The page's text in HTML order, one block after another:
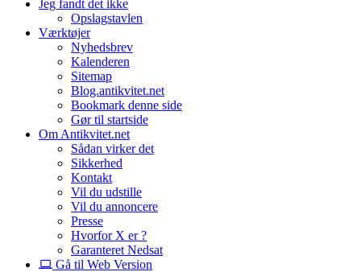
Jeg fandt det ikke
Opslagstavlen
Værktøjer
Nyhedsbrev
Kalenderen
Sitemap
Blog.antikvitet.net
Bookmark denne side
Gør til startside
Om Antikvitet.net
Sådan virker det
Sikkerhed
Kontakt
Vil du udstille
Vil du annoncere
Presse
Hvorfor X er ?
Garanteret Nedsat
Gå til Web Version